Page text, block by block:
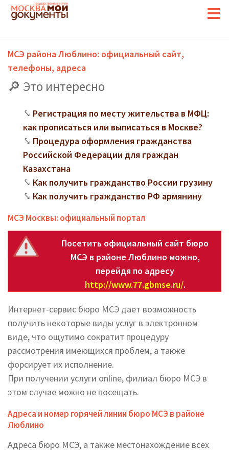
МСЭ района Люблино: официальный сайт,
телефоны, адреса
Это интересно
Регистрация по месту жительства в МФЦ:
как прописаться или выписаться в Москве?
Процедура оформления гражданства
Российской Федерации для граждан
Казахстана
Как получить гражданство России грузину
Как получить гражданство РФ армянину
МСЭ Москвы: официальный портал
Посетить официальный сайт бюро
МСЭ в районе Люблино можно,
перейдя по адресу
http://www.77.gbmse.ru/.
Интернет-сервис бюро МСЭ дает возможность
получить некоторые виды услуг в электронном
виде, что ощутимо сократит процедуру
рассмотрения имеющихся проблем, а также
форсирует их исполнение.
При получении услуги online, филиал бюро МСЭ в
этом случае можно не посещать.
Адреса и номер горячей линии бюро МСЭ в районе
Люблино
Адреса бюро МСЭ, а также местонахождение всех